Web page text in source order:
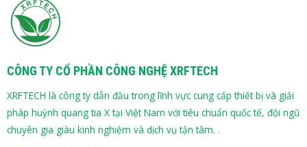
CÔNG TY CỔ PHẦN CÔNG NGHỆ XRFTECH
XRFTECH là công ty dẫn đầu trong lĩnh vực cung cấp thiết bị và giải
pháp huỳnh quang tia X tại Việt Nam với tiêu chuẩn quốc tế, đội ngũ
chuyên gia giàu kinh nghiệm và dịch vụ tận tâm. .